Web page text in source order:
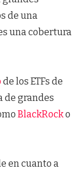
de una
una cobertura
de los ETFs de
de grandes
BlackRocko
en cuanto a